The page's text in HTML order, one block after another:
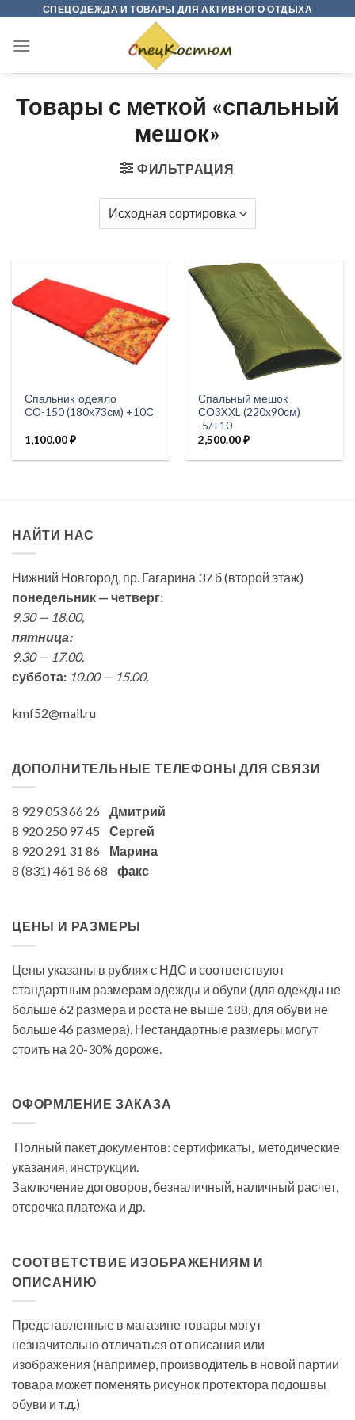
content
СПЕЦОДЕЖДА И ТОВАРЫ ДЛЯ АКТИВНОГО ОТДЫХА
Товары с меткой «спальный
мешок»
ФИЛЬТРАЦИЯ
Спальник-одеяло
СО-150 (180х73см) +10С
1,100.00₽
Спальный мешок
СО3XXL (220х90см)
-5/+10
2,500.00₽
НАЙТИ НАС
Нижний Новгород, пр. Гагарина 37 б (второй этаж)
понедельник — четверг:
9.30 — 18.00,
пятница:
9.30 — 17.00,
суббота: 10.00 — 15.00,
kmf52@mail.ru
ДОПОЛНИТЕЛЬНЫЕ ТЕЛЕФОНЫ ДЛЯ СВЯЗИ
8 929 053 66 26 Дмитрий
8 920 250 97 45 Сергей
8 920 291 31 86 Марина
8 (831) 461 86 68 факс
ЦЕНЫ И РАЗМЕРЫ
Цены указаны в рублях с НДС и соответствуют
стандартным размерам одежды и обуви (для одежды не
больше 62 размера и роста не выше 188, для обуви не
больше 46 размера). Нестандартные размеры могут
стоить на 20-30% дороже.
ОФОРМЛЕНИЕ ЗАКАЗА
Полный пакет документов: сертификаты, методические
указания, инструкции.
Заключение договоров, безналичный, наличный расчет,
отсрочка платежа и др.
СООТВЕТСТВИЕ ИЗОБРАЖЕНИЯМ И
ОПИСАНИЮ
Представленные в магазине товары могут
незначительно отличаться от описания или
изображения (например, производитель в новой партии
товара может поменять рисунок протектора подошвы
обуви и т.д.)